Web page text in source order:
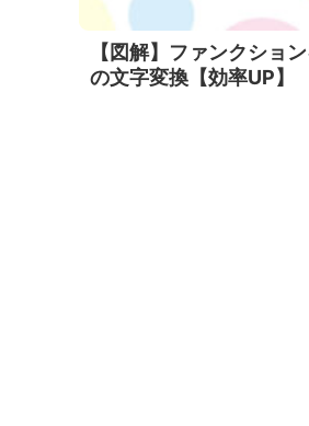
【図解】ファンクショ
の文字変換【効率UP】